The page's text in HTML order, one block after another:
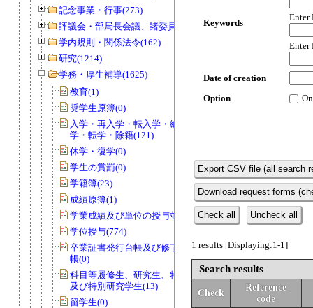
記念事業・行事(273)
評議会・部局長会議、諸委員会等(1466)
学内規則・関係法令(162)
研究(1214)
学務・厚生補導(1625)
教育(1)
奨学生原簿(0)
入学・再入学・転入学・編入学・退
学・転学・除籍(121)
休学・復学(0)
学生の賞罰(0)
学籍簿(23)
成績原簿(1)
学業成績及び単位の授与並びに認定(7)
学位授与(774)
卒業証書発行台帳及び修了証書発行台
帳(0)
科目等履修生、研究生、特別聴講学生
及び特別研究学生(13)
留学生(0)
Keywords
Enter
Enter
Date of creation
Option
Export CSV file (all search
Download request forms
Check all Uncheck all
1 results [Displaying:1-1]
Search results
Check
Reference
code